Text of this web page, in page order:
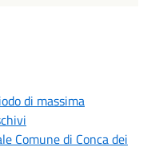
di massima
Comune di Conca dei